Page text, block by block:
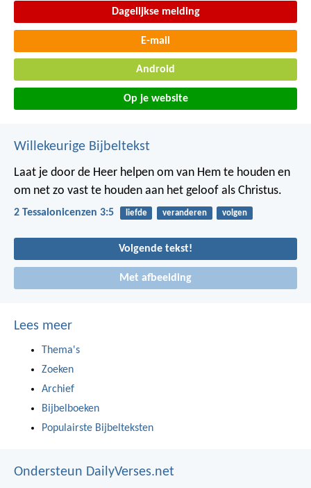
Dagelijkse melding
E-mail
Android
Op je website
Willekeurige Bijbeltekst
Laat je door de Heer helpen om van Hem te houden en
om net zo vast te houden aan het geloof als Christus.
2 Tessalonicenzen 3:5 liefde veranderen volgen
Volgende tekst!
Met afbeelding
Lees meer
Thema's
Zoeken
Archief
Bijbelboeken
Populairste Bijbelteksten
Ondersteun DailyVerses.net